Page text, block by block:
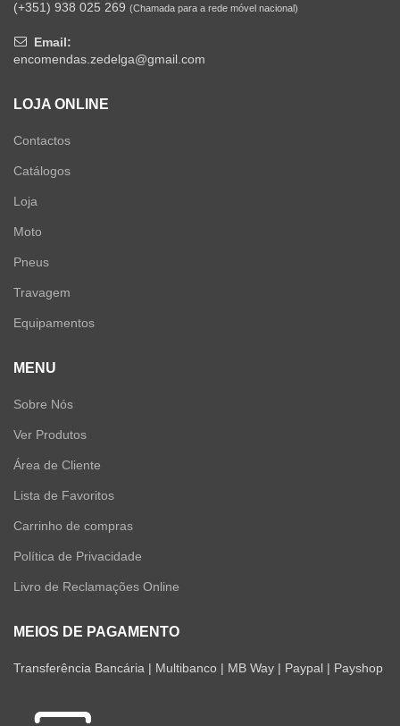
(+351) 938 025 269 (Chamada para a rede móvel nacional)
Email:
encomendas.zedelga@gmail.com
LOJA ONLINE
Contactos
Catálogos
Loja
Moto
Pneus
Travagem
Equipamentos
MENU
Sobre Nós
Ver Produtos
Área de Cliente
Lista de Favoritos
Carrinho de compras
Política de Privacidade
Livro de Reclamações Online
MEIOS DE PAGAMENTO
Transferência Bancária | Multibanco | MB Way | Paypal | Payshop